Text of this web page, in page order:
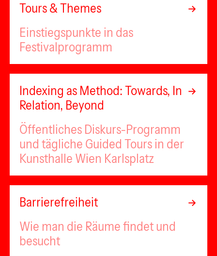
Tours & Themes
Einstiegspunkte in das
Festivalprogramm
Indexing as Method: Towards, In
Relation, Beyond
Öffentliches Diskurs-Programm
und tägliche Guided Tours in der
Kunsthalle Wien Karlsplatz
Barrierefreiheit
Wie man die Räume findet und
besucht